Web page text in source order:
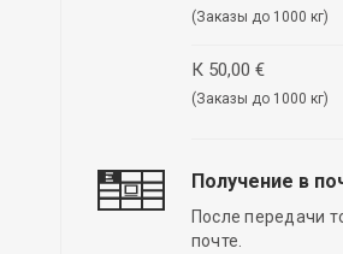
(Заказы до 1000 кг)
К 50,00 €
(Заказы до 1000 кг)
Получение в
После передачи
почте.